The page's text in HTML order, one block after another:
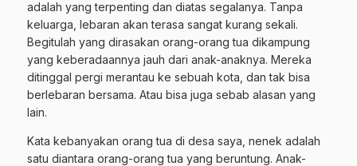
adalah yang terpenting dan diatas segalanya. Tanpa
keluarga, lebaran akan terasa sangat kurang sekali.
Begitulah yang dirasakan orang-orang tua dikampung
yang keberadaannya jauh dari anak-anaknya. Mereka
ditinggal pergi merantau ke sebuah kota, dan tak bisa
berlebaran bersama. Atau bisa juga sebab alasan yang
lain.
Kata kebanyakan orang tua di desa saya, nenek adalah
satu diantara orang-orang tua yang beruntung. Anak-